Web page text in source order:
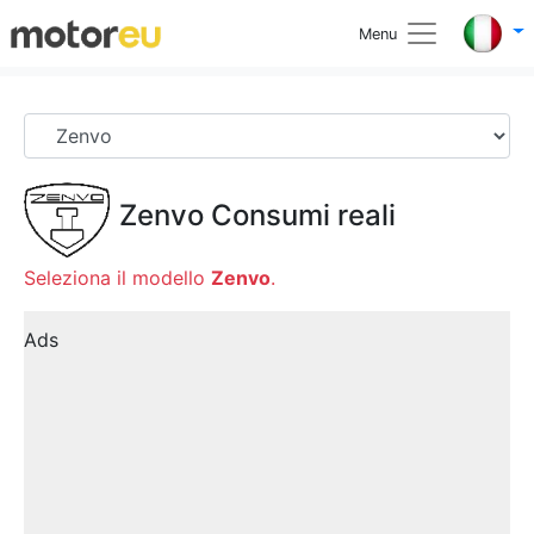
Menu
Zenvo Consumi reali
Seleziona il modello Zenvo.
Ads